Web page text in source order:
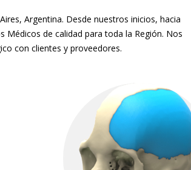
Argentina. Desde nuestros inicios, hacia
de calidad para toda la Región. Nos
con clientes y proveedores.